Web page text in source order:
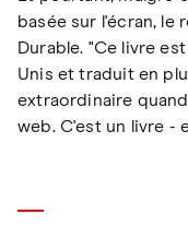
basée sur l'écran, le
Durable. "Ce livre
Unis et traduit en
extraordinaire
web. C'est un livre -